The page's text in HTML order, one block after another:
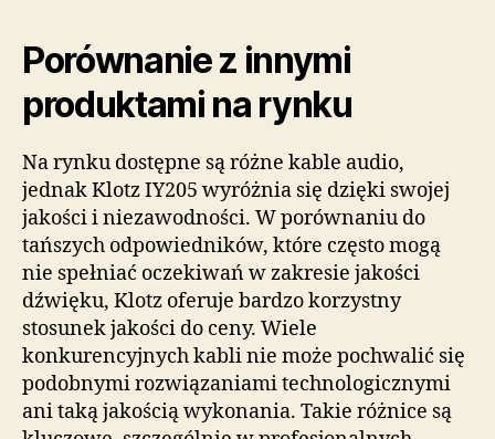
Porównanie z innymi
produktami na rynku
Na rynku dostępne są różne kable audio,
jednak Klotz IY205 wyróżnia się dzięki swojej
jakości i niezawodności. W porównaniu do
tańszych odpowiedników, które często mogą
nie spełniać oczekiwań w zakresie jakości
dźwięku, Klotz oferuje bardzo korzystny
stosunek jakości do ceny. Wiele
konkurencyjnych kabli nie może pochwalić się
podobnymi rozwiązaniami technologicznymi
ani taką jakością wykonania. Takie różnice są